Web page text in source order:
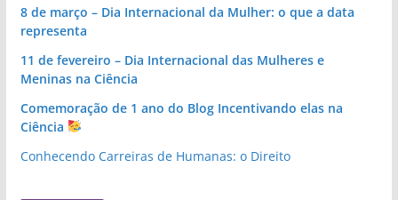
8 de março – Dia Internacional da Mulher: o que a data
representa
11 de fevereiro – Dia Internacional das Mulheres e
Meninas na Ciência
Comemoração de 1 ano do Blog Incentivando elas na
Ciência
Conhecendo Carreiras de Humanas: o Direito